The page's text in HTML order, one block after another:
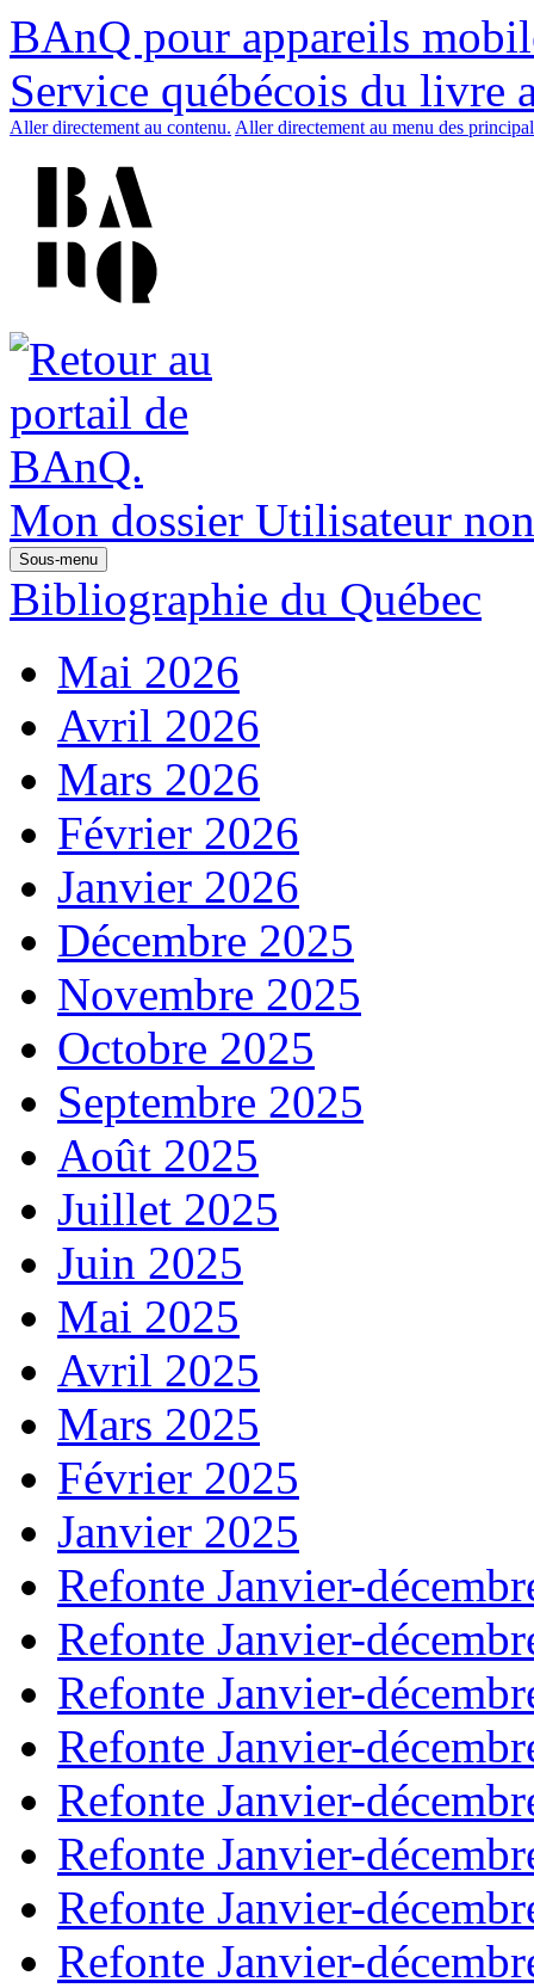
BAnQ pour appareils
Service québécois du livre
Aller directement au contenu. Aller directement au menu des
Mon dossier Utilisateur
Sous-menu
Bibliographie du Québec
Mai 2026
Avril 2026
Mars 2026
Février 2026
Janvier 2026
Décembre 2025
Novembre 2025
Octobre 2025
Septembre 2025
Août 2025
Juillet 2025
Juin 2025
Mai 2025
Avril 2025
Mars 2025
Février 2025
Janvier 2025
Refonte Janvier-
Refonte Janvier-
Refonte Janvier-
Refonte Janvier-
Refonte Janvier-
Refonte Janvier-
Refonte Janvier-
Refonte Janvier-